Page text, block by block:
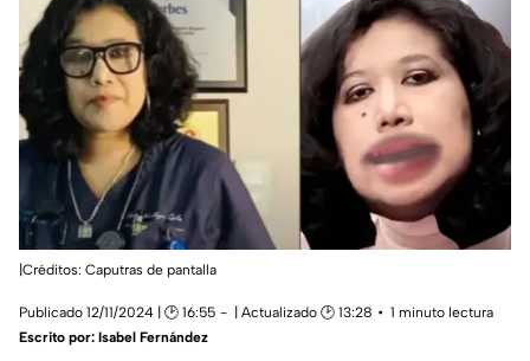
|Créditos: Caputras de pantalla
Publicado 12/11/2024 | 🕑 16:55 | Actualizado 🕑 13:28
1 minuto lectura
Escrito por: Isabel Fernández